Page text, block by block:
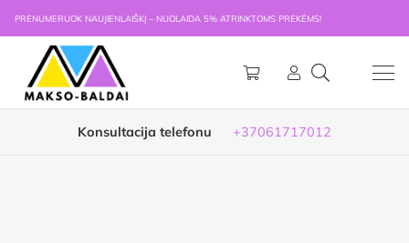
PRENUMERUOK NAUJIENLAIŠKĮ – NUOLAIDA 5% ATRINKTOMS PREKĖMS!
Konsultacija telefonu +37061717012